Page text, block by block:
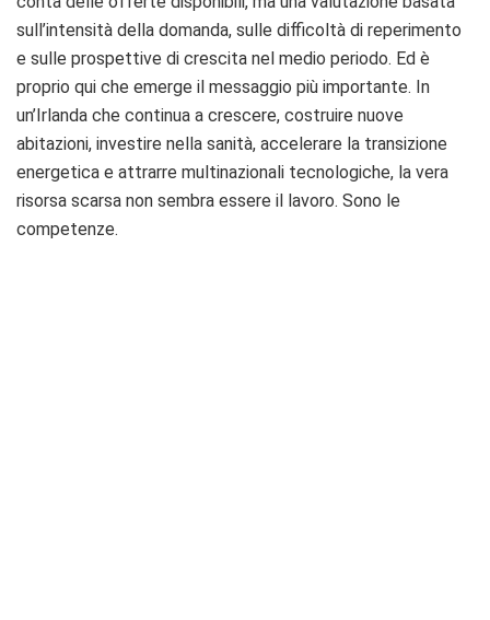
sull’intensità della domanda, sulle difficoltà di reperimento
e sulle prospettive di crescita nel medio periodo. Ed è
proprio qui che emerge il messaggio più importante. In
un’Irlanda che continua a crescere, costruire nuove
abitazioni, investire nella sanità, accelerare la transizione
energetica e attrarre multinazionali tecnologiche, la vera
risorsa scarsa non sembra essere il lavoro. Sono le
competenze.